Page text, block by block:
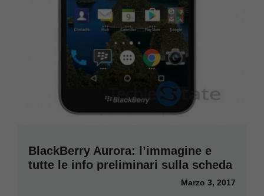
BlackBerry Aurora: l’immagine e
tutte le info preliminari sulla scheda
Marzo 3, 2017